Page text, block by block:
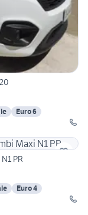
Euro 6
PR
Euro 4